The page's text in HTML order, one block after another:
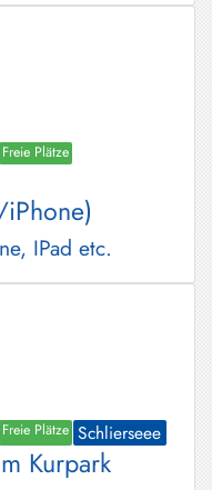
Freie Plätze
IPad etc.
Freie Plätze Schlierseee
Kurpark